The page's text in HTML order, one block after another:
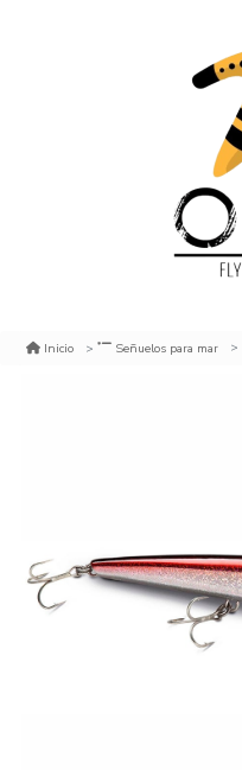
Inicio Señuelos para mar